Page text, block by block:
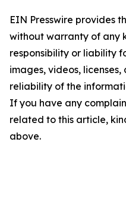
EIN Presswire provides
without warranty of any
responsibility or liability
images, videos,
reliability of the
If you have any
related to this article,
above.